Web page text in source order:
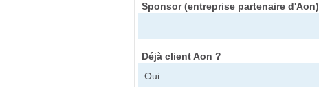
Sponsor (entreprise partenaire d'Aon)
Déjà client Aon ?